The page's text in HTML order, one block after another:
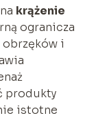
krążenie
ogranicza
obrzęków i
produkty
istotne